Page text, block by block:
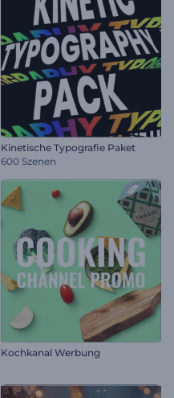
Kinetische Typografie Paket
600 Szenen
Kochkanal Werbung